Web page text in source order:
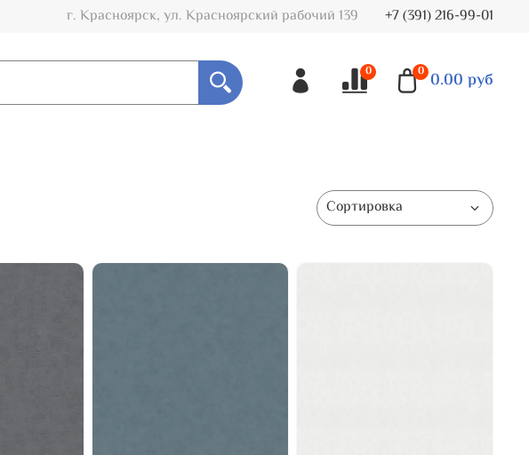
г. Красноярск, ул. Красноярский рабочий 139 +7 (391) 216-99-01
0 0 0.00 руб